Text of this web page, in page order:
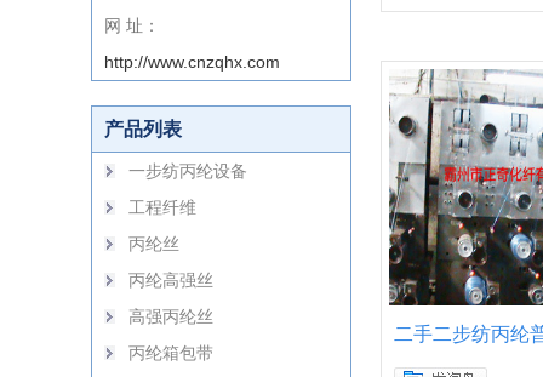
网 址：
http://www.cnzqhx.com
产品列表
一步纺丙纶设备
工程纤维
丙纶丝
丙纶高强丝
高强丙纶丝
丙纶箱包带
二手二步纺丙纶